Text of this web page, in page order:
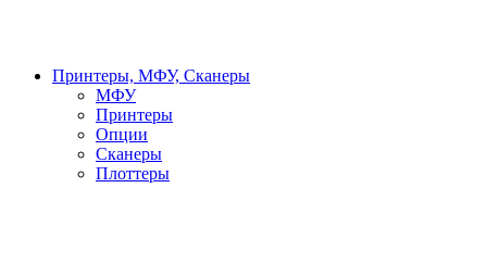
Принтеры, МФУ, Сканеры
МФУ
Принтеры
Опции
Сканеры
Плоттеры